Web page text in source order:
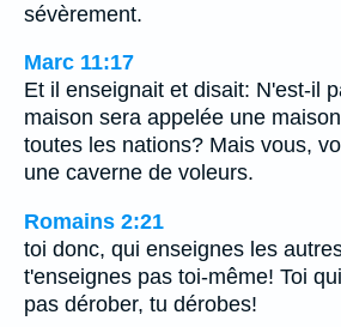
sévèrement.
Marc 11:17
Et il enseignait et disait: N'est-il
maison sera appelée une
toutes les nations? Mais vous,
une caverne de voleurs.
Romains 2:21
toi donc, qui enseignes les
t'enseignes pas toi-même! Toi
pas dérober, tu dérobes!